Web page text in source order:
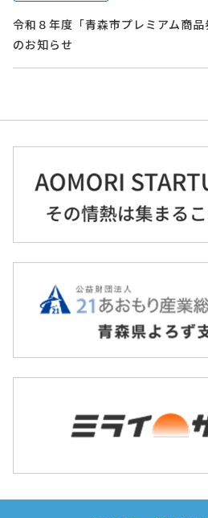
令和８年度「青森市プレミアム商
のお知らせ